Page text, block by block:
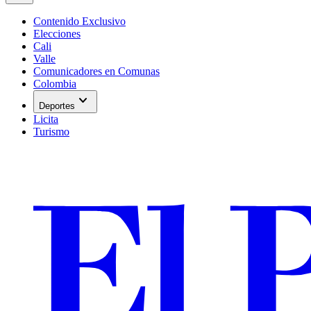
Contenido Exclusivo
Elecciones
Cali
Valle
Comunicadores en Comunas
Colombia
Deportes expand_more
Licita
Turismo